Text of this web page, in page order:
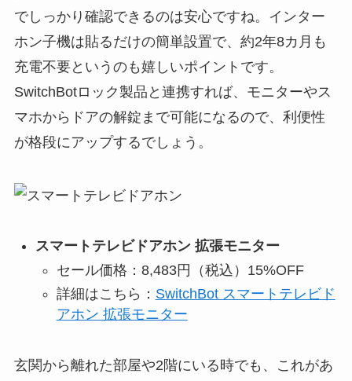
でしっかり確認できるのは安心ですね。インター
ホン子機は貼るだけの簡単設置で、約2年8カ月も
充電不要というのも嬉しいポイントです。
SwitchBotロック製品と連携すれば、モニターやス
マホからドアの解錠まで可能になるので、利便性
が格段にアップするでしょう。
スマートテレビドアホン 拡張モニター
セール価格：8,483円（税込）15%OFF
詳細はこちら： SwitchBot スマートテレビド
アホン 拡張モニター
玄関から離れた部屋や2階にいる時でも、これがあ